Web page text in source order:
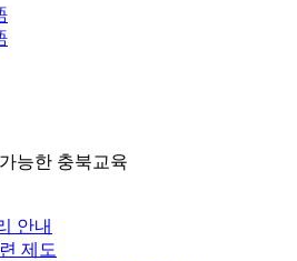
능한 충북교육
안내
제도